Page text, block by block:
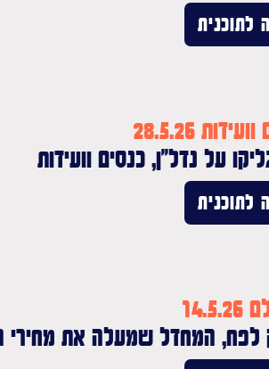
לתוכנית
28.5.26
על נדל"ן, כנסים וועידות
לתוכנית
לפח, המחדל שמעלה את מחירי